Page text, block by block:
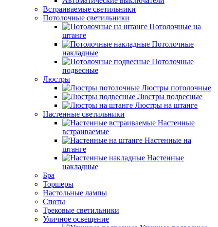
Встраиваемые светильники
Потолочные светильники
Потолочные на
штанге
Потолочные
накладные
Потолочные
подвесные
Люстры
Люстры потолочные
Люстры подвесные
Люстры на штанге
Настенные светильники
Настенные
встраиваемые
Настенные на
штанге
Настенные
накладные
Бра
Торшеры
Настольные лампы
Споты
Трековые светильники
Уличное освещение